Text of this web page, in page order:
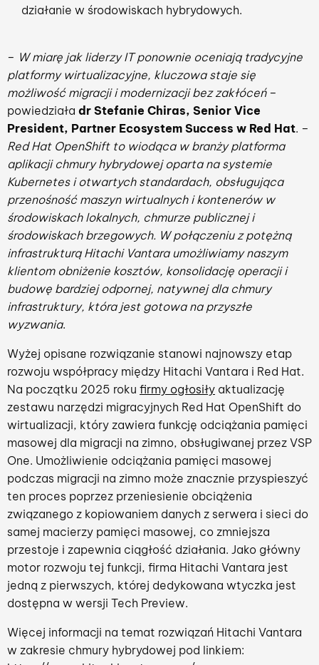
działanie w środowiskach hybrydowych.
– W miarę jak liderzy IT ponownie oceniają tradycyjne
platformy wirtualizacyjne, kluczowa staje się
możliwość migracji i modernizacji bez zakłóceń–
powiedziała dr Stefanie Chiras, Senior Vice
President, Partner Ecosystem Success w Red Hat. –
Red Hat OpenShift to wiodąca w branży platforma
aplikacji chmury hybrydowej oparta na systemie
Kubernetes i otwartych standardach, obsługująca
przenośność maszyn wirtualnych i kontenerów w
środowiskach lokalnych, chmurze publicznej i
środowiskach brzegowych. W połączeniu z potężną
infrastrukturą Hitachi Vantara umożliwiamy naszym
klientom obniżenie kosztów, konsolidację operacji i
budowę bardziej odpornej, natywnej dla chmury
infrastruktury, która jest gotowa na przyszłe
wyzwania.
Wyżej opisane rozwiązanie stanowi najnowszy etap
rozwoju współpracy między Hitachi Vantara i Red Hat.
Na początku 2025 roku firmy ogłosiły aktualizację
zestawu narzędzi migracyjnych Red Hat OpenShift do
wirtualizacji, który zawiera funkcję odciążania pamięci
masowej dla migracji na zimno, obsługiwanej przez VSP
One. Umożliwienie odciążania pamięci masowej
podczas migracji na zimno może znacznie przyspieszyć
ten proces poprzez przeniesienie obciążenia
związanego z kopiowaniem danych z serwera i sieci do
samej macierzy pamięci masowej, co zmniejsza
przestoje i zapewnia ciągłość działania. Jako główny
motor rozwoju tej funkcji, firma Hitachi Vantara jest
jedną z pierwszych, której dedykowana wtyczka jest
dostępna w wersji Tech Preview.
Więcej informacji na temat rozwiązań Hitachi Vantara
w zakresie chmury hybrydowej pod linkiem: